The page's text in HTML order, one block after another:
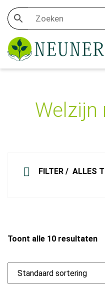
Welzijn
FILTER ALLES
Cafeïnevrij
Moeder - Baby - Kind
Toont alle 10 resultaten